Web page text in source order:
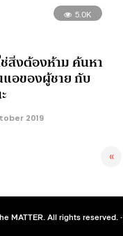
5.0K
ช่สิ่งต้องห้าม ค้นหา
อของผู้ชาย กับ
2019
«
MATTER. All rights reserved. ·